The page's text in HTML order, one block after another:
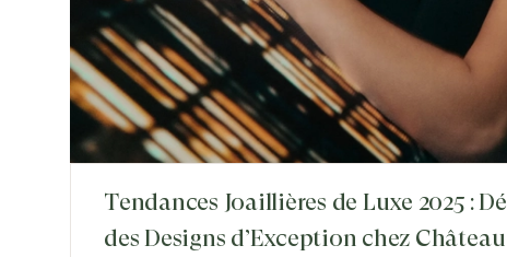
Tendances Joaillières de Luxe 2025 :
des Designs d’Exception chez